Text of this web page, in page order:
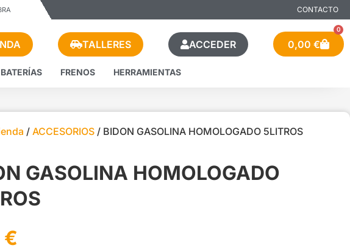
CONTACTO
TALLERES ACCEDER 0,00 €
0
BATERÍAS FRENOS HERRAMIENTAS
/ ACCESORIOS / BIDON GASOLINA HOMOLOGADO 5LITROS
GASOLINA HOMOLOGADO
€